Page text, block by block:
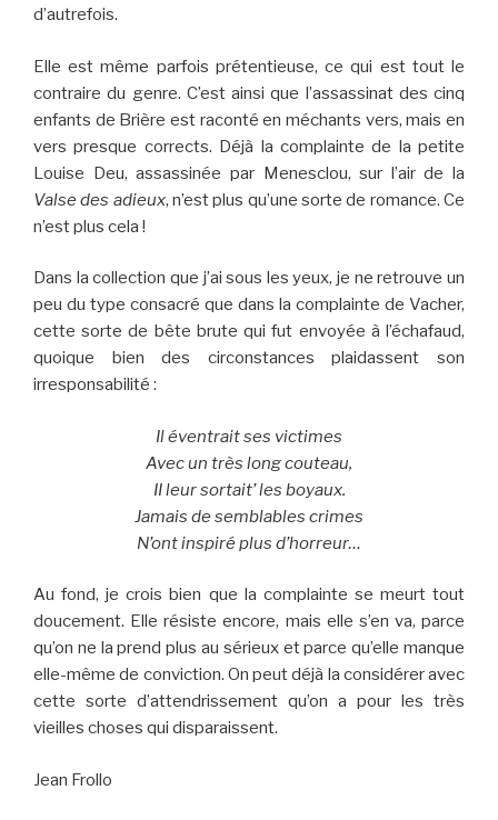
d’autrefois.
Elle est même parfois prétentieuse, ce qui est tout le
contraire du genre. C’est ainsi que l’assassinat des cinq
enfants de Brière est raconté en méchants vers, mais en
vers presque corrects. Déjà la complainte de la petite
Louise Deu, assassinée par Menesclou, sur l’air de la
Valse des adieux, n’est plus qu’une sorte de romance. Ce
n’est plus cela !
Dans la collection que j’ai sous les yeux, je ne retrouve un
peu du type consacré que dans la complainte de Vacher,
cette sorte de bête brute qui fut envoyée à l’échafaud,
quoique bien des circonstances plaidassent son
irresponsabilité :
Il éventrait ses victimes
Avec un très long couteau,
II leur sortait’ les boyaux.
Jamais de semblables crimes
N’ont inspiré plus d’horreur…
Au fond, je crois bien que la complainte se meurt tout
doucement. Elle résiste encore, mais elle s’en va, parce
qu’on ne la prend plus au sérieux et parce qu’elle manque
elle-même de conviction. On peut déjà la considérer avec
cette sorte d’attendrissement qu’on a pour les très
vieilles choses qui disparaissent.
Jean Frollo